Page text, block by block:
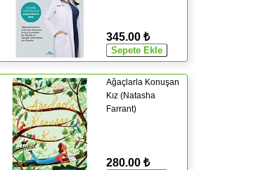
345.00 ₺
Ağaçlarla Konuşan
Kız (Natasha
Farrant)
280.00 ₺